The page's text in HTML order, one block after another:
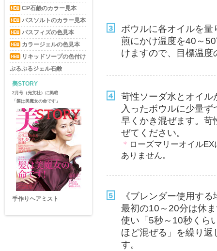
CP石鹸のカラー見本
バスソルトのカラー見本
バスフィズの色見本
カラージェルの色見本
リキッドソープの色付け
ぷるぷるジェル石鹸
美STORY
2月号（光文社）に掲載
「髪は美魔女の命です」
手作りヘアミスト
美STORY
8月号（光文社）に掲載
「 美魔女の“朝美活”レシピ」
クレイパウダー手作りパッ
ボウルに各オイルを
煎にかけ温度を40～
けますので、目標温
苛性ソーダ水とオイ
入ったボウルに少量
早くかき混ぜます。
ぜてください。
＊ ローズマリーオイル
ありません。
《ブレンダー使用する
最初の10～20分は休
使い「5秒～10秒くら
ほど混ぜる」を繰り
す。